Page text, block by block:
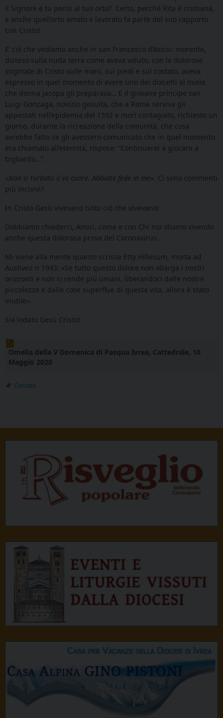
il Signore e tu pensi al tuo orto? Certo, perché Rita è cristiana,
e anche quell’orto amato e lavorato fa parte del suo rapporto
con Cristo!
E’ ciò che vediamo anche in san Francesco d’Assisi: morente,
disteso sulla nuda terra come aveva voluto, con le dolorose
stigmate di Cristo sulle mani, sui piedi e sul costato, aveva
espresso in quel momento di avere uno dei dolcetti al miele
che donna Jacopa gli preparava… E il giovane principe san
Luigi Gonzaga, novizio gesuita, che a Roma serviva gli
appestati nell’epidemia del 1592 e morì contagiato, richiesto un
giorno, durante la ricreazione della comunità, che cosa
avrebbe fatto se gli avessero comunicato che in quel momento
era chiamato all’eternità, rispose: “Continuerei a giocare a
bigliardo…”.
«Non si turbato il vs cuore. Abbiate fede in me». Ci sono commenti
più incisivi?
In Cristo Gesù vivevano tutto ciò che vivevano!
Dobbiamo chiederci, Amici, come e con Chi noi stiamo vivendo
anche questa dolorosa prova del Coronavirus.
Mi viene alla mente quanto scrisse Etty Hillesum, morta ad
Aushwiz n 1943: «Se tutto questo dolore non allarga i nostri
orizzonti e non ci rende più umani, liberandoci dalle nostre
piccolezze e dalle cose superflue di questa vita, allora è stato
inutile».
Sia lodato Gesù Cristo!
Omelia della V Domenica di Pasqua Ivrea, Cattedrale, 10
Maggio 2020
Cerrato